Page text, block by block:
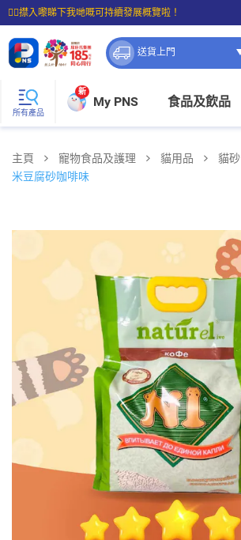
☝🏼㩒入嚟睇下我哋嘅可持續發展概覽啦！
⭐購物滿$399即享免費送貨；滿$100即可免費店取。
送貨上門
所有產品
新
My PNS 食品及飲品
主頁 寵物食品及護理 貓用品 貓砂
米豆腐砂咖啡味